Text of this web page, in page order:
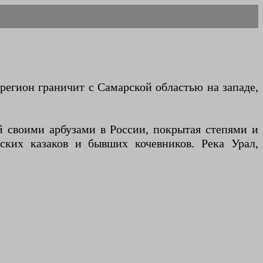
граничит с Самарской областью на западе,
своими арбузами в России, покрытая степями и
казаков и бывших кочевников. Река Урал,